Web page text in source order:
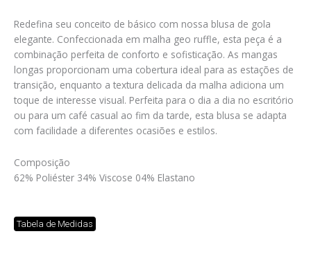
Redefina seu conceito de básico com nossa blusa de gola
elegante. Confeccionada em malha geo ruffle, esta peça é a
combinação perfeita de conforto e sofisticação. As mangas
longas proporcionam uma cobertura ideal para as estações de
transição, enquanto a textura delicada da malha adiciona um
toque de interesse visual. Perfeita para o dia a dia no escritório
ou para um café casual ao fim da tarde, esta blusa se adapta
com facilidade a diferentes ocasiões e estilos.
Composição
62% Poliéster 34% Viscose 04% Elastano
Tabela de Medidas